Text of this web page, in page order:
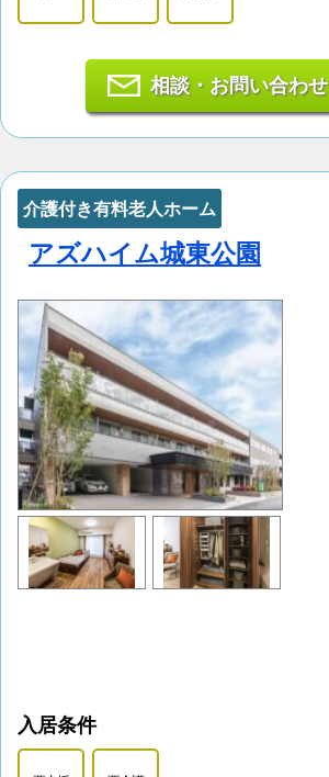
相談・お問い合わせ
介護付き有料老人ホーム
アズハイム城東公園
入居条件